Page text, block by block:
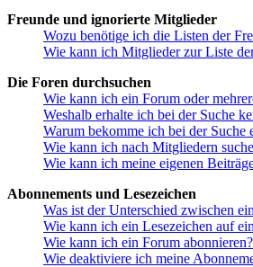
Freunde und ignorierte Mitglieder
Wozu benötige ich die Listen der
Wie kann ich Mitglieder zur Liste
Die Foren durchsuchen
Wie kann ich ein Forum oder
Weshalb erhalte ich bei der Suche
Warum bekomme ich bei der Suche
Wie kann ich nach Mitgliedern
Wie kann ich meine eigenen
Abonnements und Lesezeichen
Was ist der Unterschied zwischen
Wie kann ich ein Lesezeichen auf
Wie kann ich ein Forum abonnieren?
Wie deaktiviere ich meine